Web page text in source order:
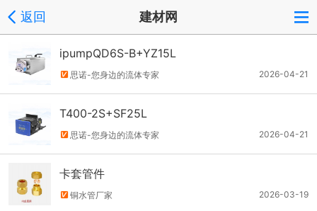
返回 建材网
ipumpQD6S-B+YZ15L
2026-04-21
思诺-您身边的流体专家
T400-2S+SF25L
2026-04-21
思诺-您身边的流体专家
卡套管件
2026-03-19
铜水管厂家